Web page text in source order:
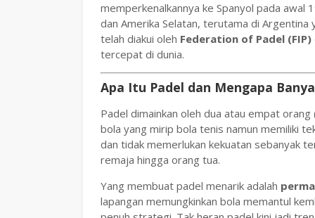
memperkenalkannya ke Spanyol pada awal
dan Amerika Selatan, terutama di Argentina
telah diakui oleh Federation of Padel (FIP)
tercepat di dunia.
Apa Itu Padel dan Mengapa
Padel dimainkan oleh dua atau empat
bola yang mirip bola tenis namun memiliki
dan tidak memerlukan kekuatan sebanyak
remaja hingga orang tua.
Yang membuat padel menarik adalah
lapangan memungkinkan bola memantul